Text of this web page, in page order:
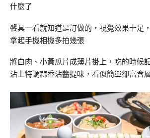
什麼了
餐具一看就知道是訂做的，視覺效果十足
拿起手機相機多拍幾張
將白肉、小黃瓜片成薄片掛上，吃的時候
沾上特調蒜香沾醬提味，看似簡單卻富含